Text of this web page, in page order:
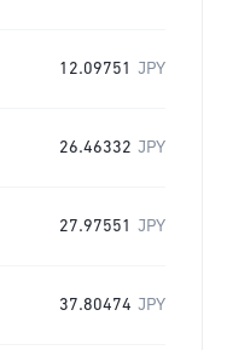
12.09751 JPY
26.46332 JPY
27.97551 JPY
37.80474 JPY